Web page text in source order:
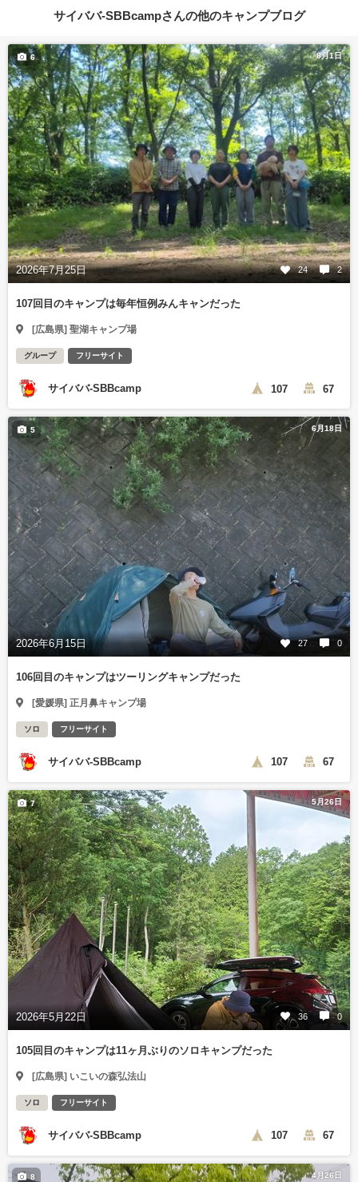
サイババ-SBBcampさんの他のキャンプブログ
8月1日
2026年7月25日 24 2
6
107回目のキャンプは毎年恒例みんキャンだった
[広島県] 聖湖キャンプ場
グループ フリーサイト
サイババ-SBBcamp 107 67
6月18日
2026年6月15日 27 0
5
106回目のキャンプはツーリングキャンプだった
[愛媛県] 正月鼻キャンプ場
ソロ フリーサイト
サイババ-SBBcamp 107 67
5月26日
2026年5月22日 36 0
7
105回目のキャンプは11ヶ月ぶりのソロキャンプだった
[広島県] いこいの森弘法山
ソロ フリーサイト
サイババ-SBBcamp 107 67
4月26日
8